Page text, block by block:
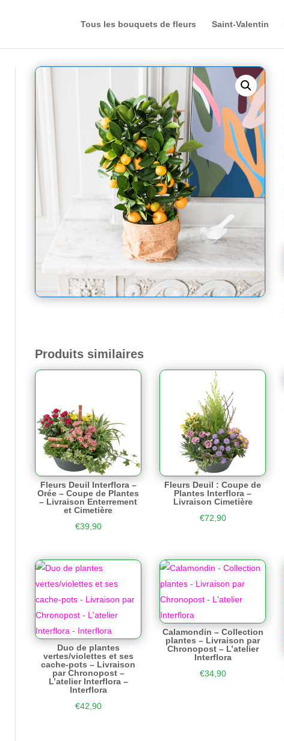
Tous les bouquets de fleurs Saint-Valentin
Produits similaires
Fleurs Deuil Interflora –
Orée – Coupe de Plantes
– Livraison Enterrement
et Cimetière
€39,90
Fleurs Deuil : Coupe de
Plantes Interflora –
Livraison Cimetière
€72,90
Duo de plantes
vertes/violettes et ses
cache-pots – Livraison
par Chronopost –
L’atelier Interflora –
Interflora
€42,90
Calamondin – Collection
plantes – Livraison par
Chronopost – L’atelier
Interflora
€34,90